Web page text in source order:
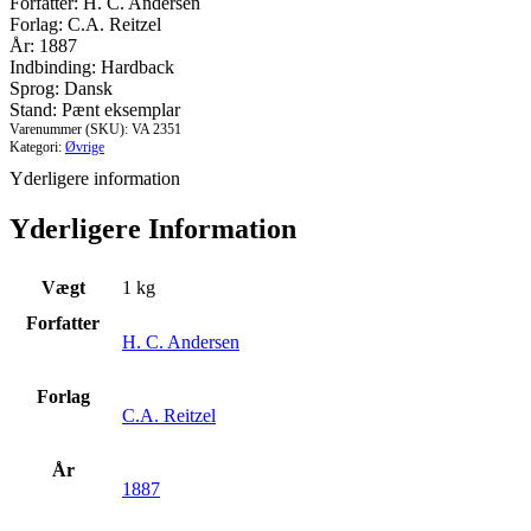
historier.
Bind
1-
2
antal
Forlag: C.A. Reitzel
År: 1887
Indbinding: Hardback
Sprog: Dansk
Stand: Pænt eksemplar
Varenummer (SKU): VA 2351
Kategori: Øvrige
Yderligere information
Yderligere Information
Vægt
1 kg
Forfatter
H. C. Andersen
Forlag
C.A. Reitzel
År
1887